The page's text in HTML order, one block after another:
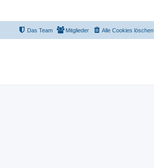
Alle Cookies löschen
Mitglieder
Das Team